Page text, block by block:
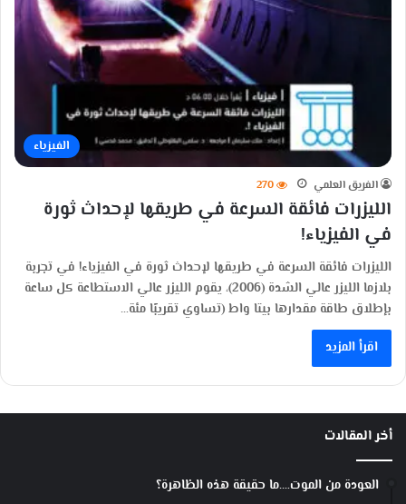
الفيزياء
الفريق العلمي 270
الليزرات فائقة السرعة في طريقها لإحداث ثورة
في الفيزياء!
الليزرات فائقة السرعة في طريقها لإحداث ثورة في الفيزياء! في تجربة
بلازما الليزر عالي الشدة (2006)، يقوم الليزر عالي الاستطاعة كل ساعة
بإطلاق طاقة مقدارها بيتا واط (تساوي تقريبًا مئة…
اقرأ المزيد
أخر المقالات
العودة من الموت….ما حقيقة هذه الظاهرة؟